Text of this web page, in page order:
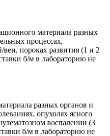
материала разных
процессах,
пороках развития (1 и 2
б/м в лабораторию не
разных органов и
опухолях ясного
воспалении (3
б/м в лабораторию не